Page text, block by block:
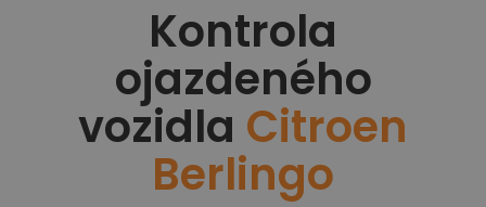
Kontrola
ojazdeného
vozidla Citroen
Berlingo